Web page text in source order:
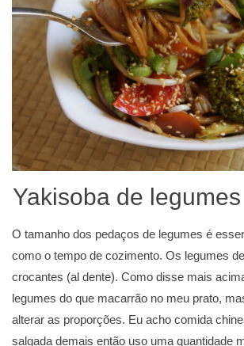
Yakisoba de
O tamanho dos pedaços de legumes é
como o tempo de cozimento. Os legumes
crocantes (al dente). Como disse mais
legumes do que macarrão no meu prato,
alterar as proporções. Eu acho comida
salgada demais então uso uma quantidade